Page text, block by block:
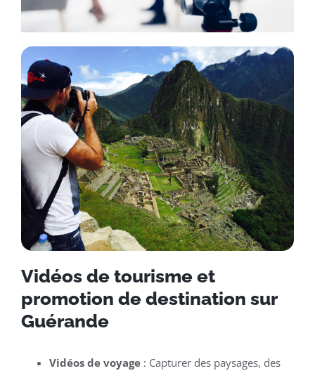
Vidéos de tourisme et
promotion de destination sur
Guérande
Vidéos de voyage: Capturer des paysages, des